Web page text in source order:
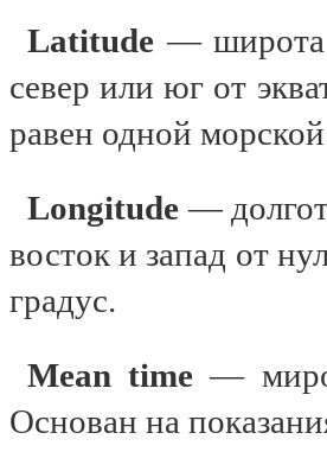
Latitude — широта
север или юг от
равен одной
Longitude —
восток и запад от
градус.
Mean time —
Основан на